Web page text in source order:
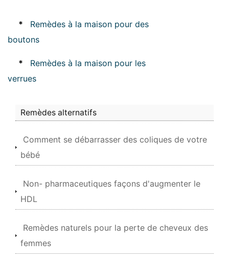
*
Remèdes à la maison pour des
boutons
*
Remèdes à la maison pour les
verrues
Remèdes alternatifs
Comment se débarrasser des coliques de votre
bébé
Non- pharmaceutiques façons d'augmenter le
HDL
Remèdes naturels pour la perte de cheveux des
femmes